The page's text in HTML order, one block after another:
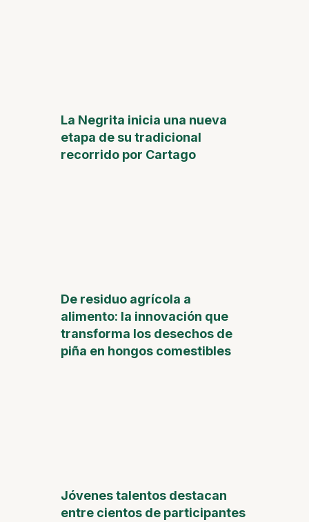
La Negrita inicia una nueva
etapa de su tradicional
recorrido por Cartago
De residuo agrícola a
alimento: la innovación que
transforma los desechos de
piña en hongos comestibles
Jóvenes talentos destacan
entre cientos de participantes